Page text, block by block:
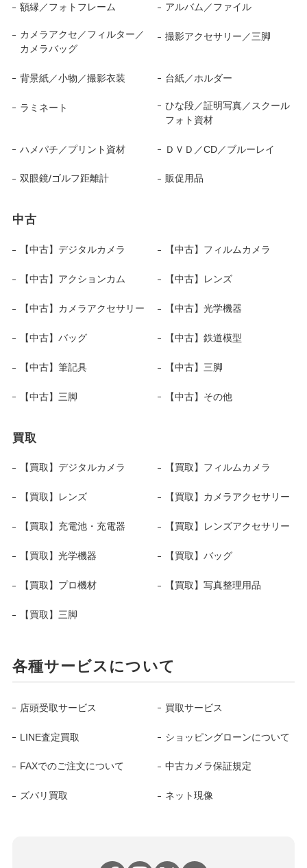
額縁／フォトフレーム アルバム／ファイル
カメラアクセ／フィルター／
カメラバッグ
撮影アクセサリー／三脚
背景紙／小物／撮影衣装 台紙／ホルダー
ラミネート
ひな段／証明写真／スクール
フォト資材
ハメパチ／プリント資材 ＤＶＤ／CD／ブルーレイ
双眼鏡/ゴルフ距離計 販促用品
中古
【中古】デジタルカメラ 【中古】フィルムカメラ
【中古】アクションカム 【中古】レンズ
【中古】カメラアクセサリー 【中古】光学機器
【中古】バッグ 【中古】鉄道模型
【中古】筆記具 【中古】三脚
【中古】三脚 【中古】その他
買取
【買取】デジタルカメラ 【買取】フィルムカメラ
【買取】レンズ 【買取】カメラアクセサリー
【買取】充電池・充電器 【買取】レンズアクセサリー
【買取】光学機器 【買取】バッグ
【買取】プロ機材 【買取】写真整理用品
【買取】三脚
各種サービスについて
店頭受取サービス 買取サービス
LINE査定買取 ショッピングローンについて
FAXでのご注文について 中古カメラ保証規定
ズバリ買取 ネット現像